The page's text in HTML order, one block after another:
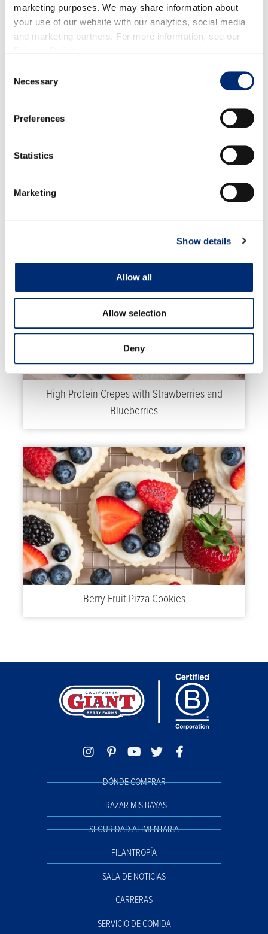
marketing purposes. We may share information about
your use of our website with our analytics, social media
and marketing partners. For more information, see our
Selection
Necessary
Preferences
Statistics
Marketing
Show details
Allow all
Allow selection
Deny
Agrega el resto de los ingredientes, excepto el
arrurruz en polvo. Cocine a fuego medio hasta que
los arándanos se ablanden, aproximadamente 5
Ahora agregue el arrurruz en polvo y mezcle hasta
que la salsa picante espese. Retirar del fuego y sacar
la ramita de canela. Deja enfriar por completo. Vierta
en un recipiente hermético/frasco de regalo y
RECETAS RELACIONADAS
High Protein Crepes with Strawberries and
Blueberries
Berry Fruit Pizza Cookies
DÓNDE COMPRAR
TRAZAR MIS BAYAS
SEGURIDAD ALIMENTARIA
FILANTROPÍA
SALA DE NOTICIAS
CARRERAS
SERVICIO DE COMIDA